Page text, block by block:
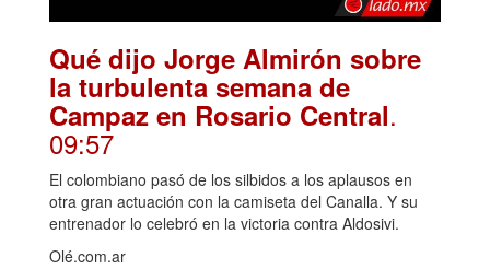
Qué dijo Jorge Almirón sobre
la turbulenta semana de
Campaz en Rosario Central.
09:57
El colombiano pasó de los silbidos a los aplausos en
otra gran actuación con la camiseta del Canalla. Y su
entrenador lo celebró en la victoria contra Aldosivi.
Olé.com.ar